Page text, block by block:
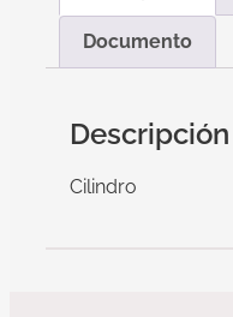
Documento
Descripción
Cilindro